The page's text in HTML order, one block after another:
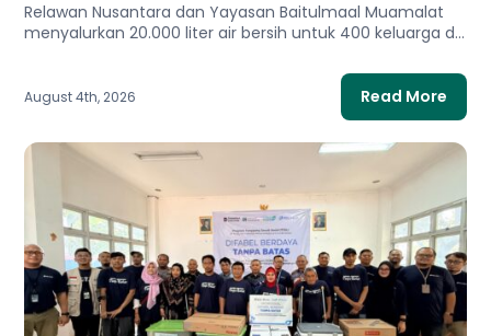
Relawan Nusantara dan Yayasan Baitulmaal Muamalat
menyalurkan 20.000 liter air bersih untuk 400 keluarga di
August 4th, 2026 Read More